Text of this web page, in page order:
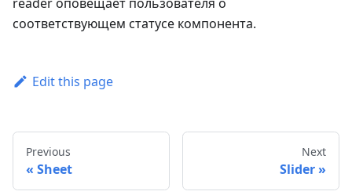
соответствующем статусе компонента.
Edit this page
Previous
Sheet
Next
Slider